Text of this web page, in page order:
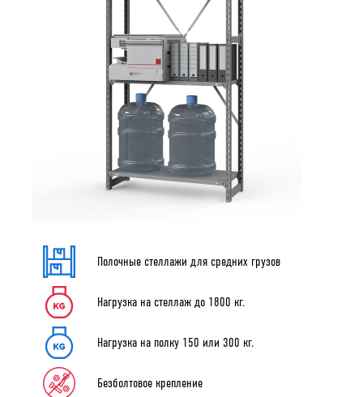
200 300
4 5 6
Перфорированная
800 1800
Тип покрытия
Металлическая Перфорированная
Тип сборки
Полочные стеллажи для средних грузов
Нагрузка на стеллаж до 1800 кг.
Нагрузка на полку 150 или 300 кг.
Безболтовое крепление